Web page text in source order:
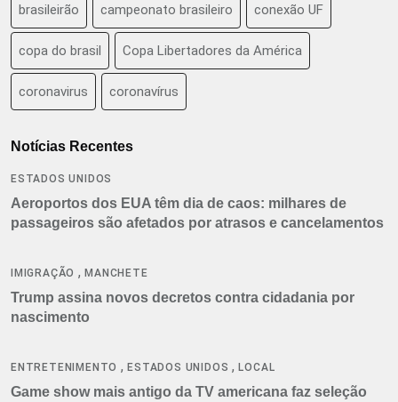
brasileirão campeonato brasileiro conexão UF
copa do brasil Copa Libertadores da América
coronavirus coronavírus
Notícias Recentes
ESTADOS UNIDOS
Aeroportos dos EUA têm dia de caos: milhares de
passageiros são afetados por atrasos e cancelamentos
IMIGRAÇÃO ,MANCHETE
Trump assina novos decretos contra cidadania por
nascimento
ENTRETENIMENTO ,ESTADOS UNIDOS ,LOCAL
Game show mais antigo da TV americana faz seleção